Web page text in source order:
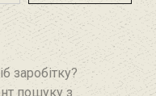
заробітку?
пошуку з